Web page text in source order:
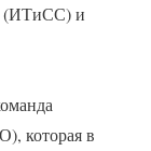
(ИТиСС) и
которая в